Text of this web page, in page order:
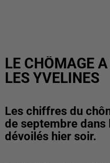
LE CHÔMAGE
LES YVELINES
Les chiffres du
de septembre dans
dévoilés hier soir.